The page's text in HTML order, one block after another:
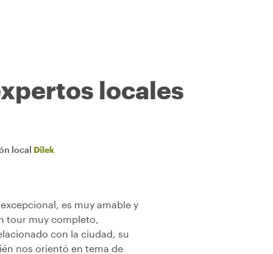
locales
local Dilek
es muy amable y
tour muy completo,
con la ciudad, su
nos orientó en tema de